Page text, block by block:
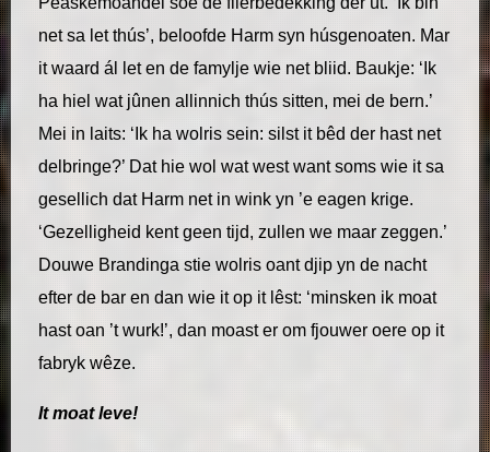
net sa let thús’, beloofde Harm syn húsgenoaten. Mar
it waard ál let en de famylje wie net bliid. Baukje: ‘Ik
ha hiel wat jûnen allinnich thús sitten, mei de bern.’
Mei in laits: ‘Ik ha wolris sein: silst it bêd der hast net
delbringe?’ Dat hie wol wat west want soms wie it sa
gesellich dat Harm net in wink yn ’e eagen krige.
‘Gezelligheid kent geen tijd, zullen we maar zeggen.’
Douwe Brandinga stie wolris oant djip yn de nacht
efter de bar en dan wie it op it lêst: ‘minsken ik moat
hast oan ’t wurk!’, dan moast er om fjouwer oere op it
fabryk wêze.
It moat leve!